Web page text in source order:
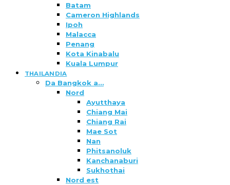
Batam
Cameron Highlands
Ipoh
Malacca
Penang
Kota Kinabalu
Kuala Lumpur
THAILANDIA
Da Bangkok a…
Nord
Ayutthaya
Chiang Mai
Chiang Rai
Mae Sot
Nan
Phitsanoluk
Kanchanaburi
Sukhothai
Nord est